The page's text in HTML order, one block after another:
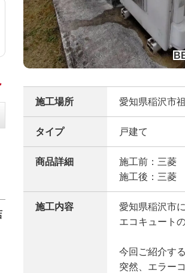
施工場所 愛知県稲沢市
タイプ 戸建て
商品詳細
施工前：三菱
施工後：三菱
施工内容
愛知県稲沢市
エコキュート
今回ご紹介す
突然、エラー